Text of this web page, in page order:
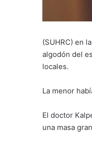
(SUHRC) en
algodón del
locales.
La menor
El doctor
una masa